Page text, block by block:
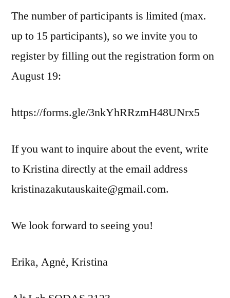
The number of participants is limited (max.
up to 15 participants), so we invite you to
register by filling out the registration form on
August 19:
https://forms.gle/3nkYhRRzmH48UNrx5
If you want to inquire about the event, write
to Kristina directly at the email address
kristinazakutauskaite@gmail.com.
We look forward to seeing you!
Erika, Agnė, Kristina